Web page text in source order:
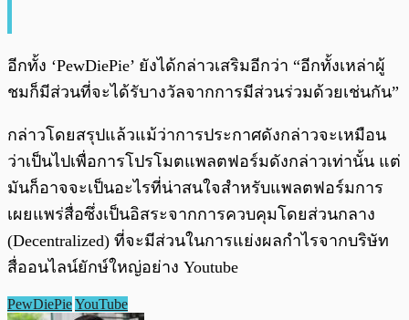
อีกทั้ง ‘PewDiePie’ ยังได้กล่าวเสริมอีกว่า “อีกทั้งเหล่าผู้
ชมก็มีส่วนที่จะได้รับางวัลจากการมีส่วนร่วมด้วยเช่นกัน”
กล่าวโดยสรุปแล้วแม้ว่าการประกาศดังกล่าวจะเหมือน
ว่าเป็นไปเพื่อการโปรโมตแพลตฟอร์มดังกล่าวเท่านั้น แต่
มันก็อาจจะเป็นอะไรที่น่าสนใจสำหรับแพลตฟอร์มการ
เผยแพร่สื่อซึ่งเป็นอิสระจากการควบคุมโดยส่วนกลาง
(Decentralized) ที่จะมีส่วนในการแย่งผลกำไรจากบริษัท
สื่ออนไลน์ยักษ์ใหญ่อย่าง Youtube
PewDiePieYouTube